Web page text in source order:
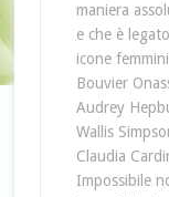
maniera
e che è
icone
Bouvier
Audrey
Wallis
Claudia
Impossibile